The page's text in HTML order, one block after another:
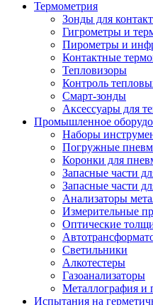
Термометрия
Зонды для
Гигрометры и
Пирометры и
Контактные
Тепловизоры
Контроль
Смарт-зонды
Аксессуары для
Промышленное
Наборы
Погружные
Коронки для
Запасные части
Запасные части
Анализаторы
Измерительные
Оптические
Светильники
Алкотестеры
Газоанализаторы
Металлография и
Испытания на